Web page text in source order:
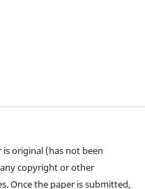
original (has not been
copyright or other
Once the paper is submitted,